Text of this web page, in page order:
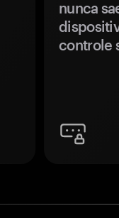
nunca
controle